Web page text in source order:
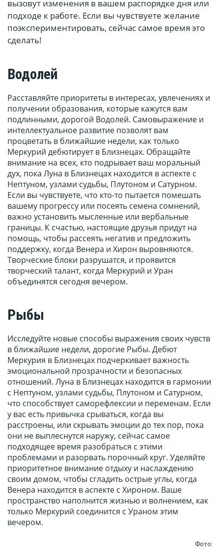
вызовут изменения в вашем распорядке дня или
подходе к работе. Если вы чувствуете желание
поэкспериментировать, сейчас самое время это
сделать!
Водолей
Расставляйте приоритеты в интересах, увлечениях и
получении образования, которые кажутся вам
подлинными, дорогой Водолей. Самовыражение и
интеллектуальное развитие позволят вам
процветать в ближайшие недели, как только
Меркурий дебютирует в Близнецах. Обращайте
внимание на всех, кто подрывает ваш моральный
дух, пока Луна в Близнецах находится в аспекте с
Нептуном, узлами судьбы, Плутоном и Сатурном.
Если вы чувствуете, что кто-то пытается помешать
вашему прогрессу или посеять семена сомнений,
важно установить мысленные или вербальные
границы. К счастью, настоящие друзья придут на
помощь, чтобы рассеять негатив и предложить
поддержку, когда Венера и Хирон выровняются.
Творческие блоки разрушатся, и проявится
творческий талант, когда Меркурий и Уран
объединятся сегодня вечером.
Рыбы
Исследуйте новые способы выражения своих чувств
в ближайшие недели, дорогие Рыбы. Дебют
Меркурия в Близнецах подчеркивает важность
эмоциональной прозрачности и безопасных
отношений. Луна в Близнецах находится в гармонии
с Нептуном, узлами судьбы, Плутоном и Сатурном,
что способствует саморефлексии и переменам. Если
у вас есть привычка срываться, когда вы
расстроены, или скрывать эмоции до тех пор, пока
они не выплеснутся наружу, сейчас самое
подходящее время разобраться с этими
проблемами и разорвать порочный круг. Уделяйте
приоритетное внимание отдыху и наслаждению
своим домом, чтобы сгладить острые углы, когда
Венера находится в аспекте с Хироном. Ваше
пространство наполнится жизнью и волнением, как
только Меркурий соединится с Ураном этим
вечером.
Фото: